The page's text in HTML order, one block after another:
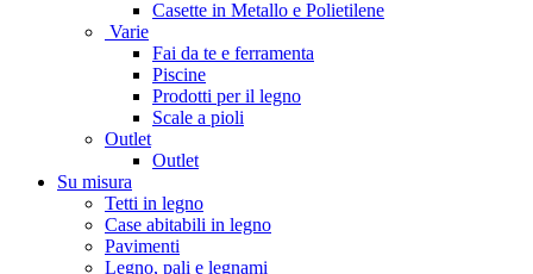
Casette in Metallo e Polietilene
Varie
Fai da te e ferramenta
Piscine
Prodotti per il legno
Scale a pioli
Outlet
Outlet
Su misura
Tetti in legno
Case abitabili in legno
Pavimenti
Legno, pali e legnami